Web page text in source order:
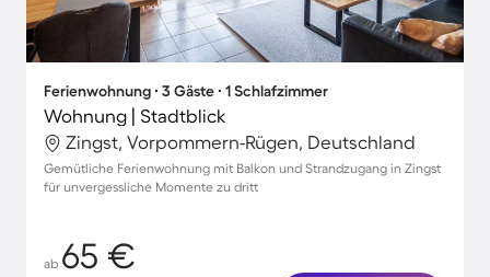
Ferienwohnung ∙ 3 Gäste ∙ 1 Schlafzimmer
Wohnung | Stadtblick
Zingst, Vorpommern-Rügen, Deutschland
Gemütliche Ferienwohnung mit Balkon und Strandzugang in Zingst
für unvergessliche Momente zu dritt
ab 65 €